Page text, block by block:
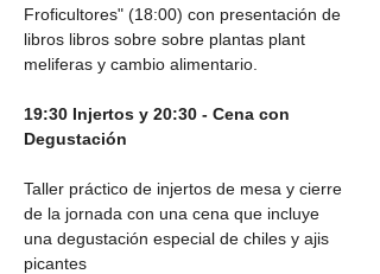
Froficultores" (18:00) con presentación de
libros libros sobre sobre plantas plant
meliferas y cambio alimentario.
19:30 Injertos y 20:30 - Cena con
Degustación
Taller práctico de injertos de mesa y cierre
de la jornada con una cena que incluye
una degustación especial de chiles y ajis
picantes